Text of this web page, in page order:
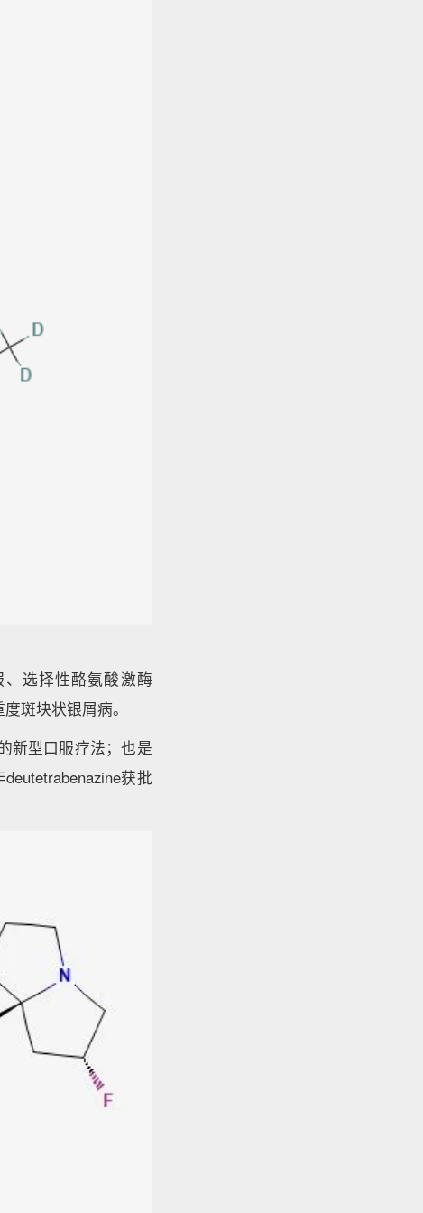
、选择性酪氨酸激酶
斑块状银屑病。
新型口服疗法；也是
获批